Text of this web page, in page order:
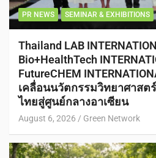
PR NEWS SEMINAR & EXHIBITIONS
Thailand LAB
Bio+HealthTech
FutureCHEM
เคลื่อนนวัตกรรมวิทยาศาสต
ไทยสู่ศูนย์กลางอาเซียน
August 6, 2026 Green Network